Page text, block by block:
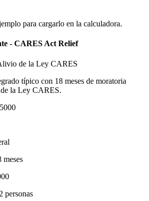
para cargarlo en la calculadora.
- CARES Act Relief
de la Ley CARES
típico con 18 meses de moratoria
la Ley CARES.
meses
2 personas